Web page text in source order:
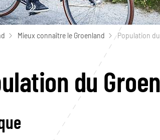
Mieux connaître le Groenland Population
du